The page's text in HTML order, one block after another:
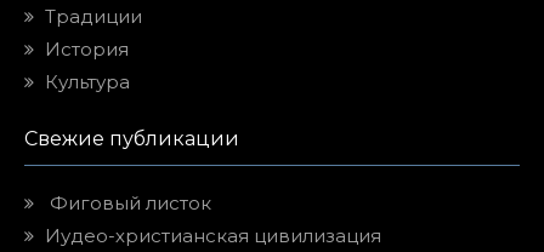
Традиции
История
Культура
Свежие публикации
Фиговый листок
Иудео-христианская цивилизация